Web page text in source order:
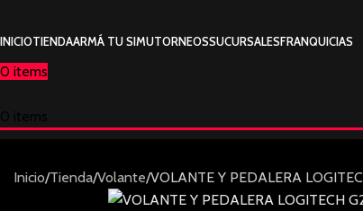
INICIOTIENDAARMÁ TU SIMUTORNEOSSUCURSALESFRANQUICIAS
0 items
Inicio Tienda Volante VOLANTE Y PEDALERA